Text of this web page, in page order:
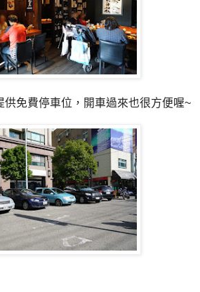
供免費停車位，開車過來也很方便喔~